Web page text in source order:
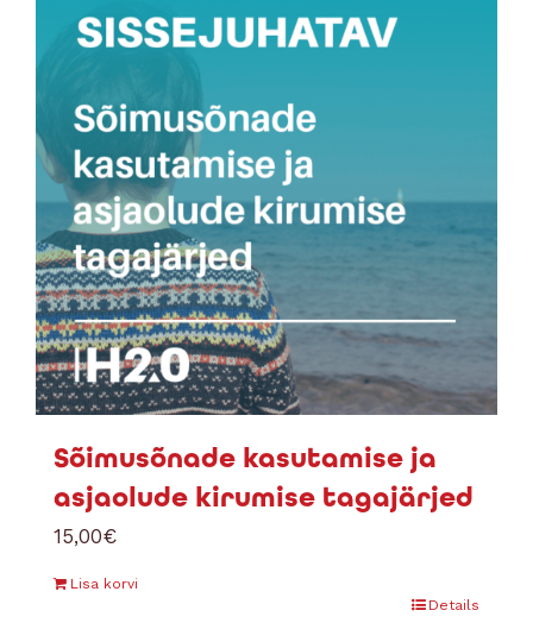
Sõimusõnade kasutamise ja
asjaolude kirumise tagajärjed
15,00€
Lisa korvi
Details